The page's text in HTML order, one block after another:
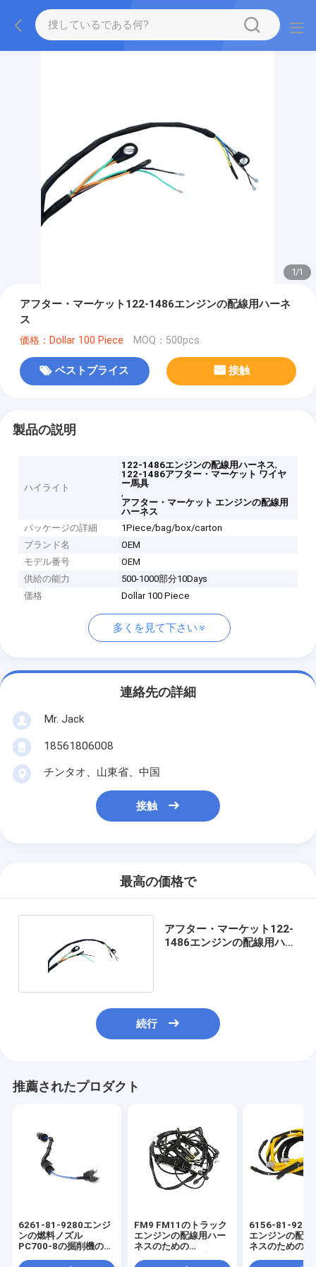
1/1
アフター・マーケット122-1486エンジンの配線用ハーネ
ス
価格：Dollar 100 Piece MOQ：500pcs
ベストプライス 接触
製品の説明
ハイライト
122-1486エンジンの配線用ハーネス,
122-1486アフター・マーケット ワイヤ
ー馬具
,
アフター・マーケット エンジンの配線用
ハーネス
パッケージの詳細
1Piece/bag/box/carton
ブランド名
OEM
モデル番号
OEM
供給の能力
500-1000部分10Days
価格
Dollar 100 Piece
多くを見て下さい
連絡先の詳細
Mr. Jack
18561806008
チンタオ、山東省、中国
接触
最高の価格で
アフター・マーケット122-
1486エンジンの配線用ハー
続行
推薦されたプロダクト
6261-81-9280エンジ
ンの燃料ノズル
PC700-8の掘削機の燃
FM9 FM11のトラック
エンジンの配線用ハー
ネスのための
6156-81-9211
エンジンの配線
ネスのための